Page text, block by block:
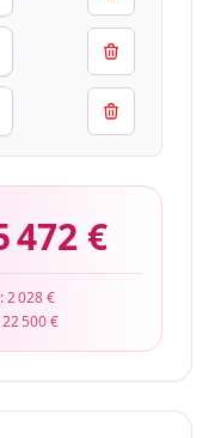
472 €
2 028 €
22 500 €